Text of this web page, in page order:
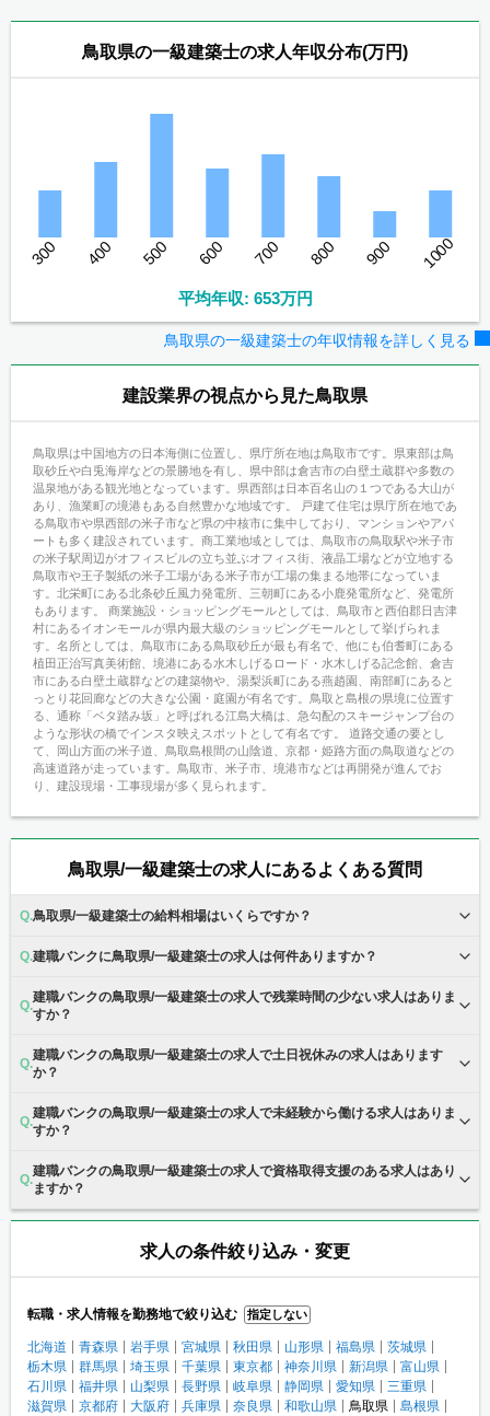
鳥取県の一級建築士の求人年収分布(万円)
300 400 500 600 700 800 900 1000
平均年収: 653万円
鳥取県の一級建築士の年収情報を詳しく見る
建設業界の視点から見た鳥取県
鳥取県は中国地方の日本海側に位置し、県庁所在地は鳥取市です。県東部は鳥
取砂丘や白兎海岸などの景勝地を有し、県中部は倉吉市の白壁土蔵群や多数の
温泉地がある観光地となっています。県西部は日本百名山の１つである大山が
あり、漁業町の境港もある自然豊かな地域です。 戸建て住宅は県庁所在地であ
る鳥取市や県西部の米子市など県の中核市に集中しており、マンションやアパ
ートも多く建設されています。商工業地域としては、鳥取市の鳥取駅や米子市
の米子駅周辺がオフィスビルの立ち並ぶオフィス街、液晶工場などが立地する
鳥取市や王子製紙の米子工場がある米子市が工場の集まる地帯になっていま
す。北栄町にある北条砂丘風力発電所、三朝町にある小鹿発電所など、発電所
もあります。 商業施設・ショッピングモールとしては、鳥取市と西伯郡日吉津
村にあるイオンモールが県内最大級のショッピングモールとして挙げられま
す。名所としては、鳥取市にある鳥取砂丘が最も有名で、他にも伯耆町にある
植田正治写真美術館、境港にある水木しげるロード・水木しげる記念館、倉吉
市にある白壁土蔵群などの建築物や、湯梨浜町にある燕趙園、南部町にあると
っとり花回廊などの大きな公園・庭園が有名です。鳥取と島根の県境に位置す
る、通称「ベタ踏み坂」と呼ばれる江島大橋は、急勾配のスキージャンプ台の
ような形状の橋でインスタ映えスポットとして有名です。 道路交通の要とし
て、岡山方面の米子道、鳥取島根間の山陰道、京都・姫路方面の鳥取道などの
高速道路が走っています。鳥取市、米子市、境港市などは再開発が進んでお
り、建設現場・工事現場が多く見られます。
鳥取県/一級建築士の求人にあるよくある質問
鳥取県/一級建築士の給料相場はいくらですか？
建職バンクに鳥取県/一級建築士の求人は何件ありますか？
建職バンクの鳥取県/一級建築士の求人で残業時間の少ない求人はありま
すか？
建職バンクの鳥取県/一級建築士の求人で土日祝休みの求人はあります
か？
建職バンクの鳥取県/一級建築士の求人で未経験から働ける求人はありま
すか？
建職バンクの鳥取県/一級建築士の求人で資格取得支援のある求人はあり
ますか？
求人の条件絞り込み・変更
転職・求人情報を勤務地で絞り込む 指定しない
北海道 青森県 岩手県 宮城県 秋田県 山形県 福島県
茨城県
栃木県
群馬県 埼玉県 千葉県 東京都 神奈川県 新潟県
富山県
石川県
福井県 山梨県 長野県 岐阜県 静岡県 愛知県
三重県
滋賀県
京都府 大阪府 兵庫県 奈良県 和歌山県 鳥取県
島根県